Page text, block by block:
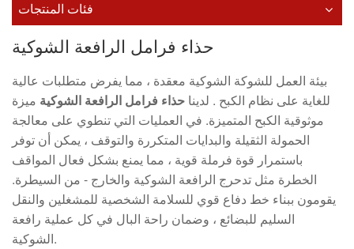
فئات المنتجات
حذاء فرامل الرافعة الشوكية
بيئة العمل للشوكة الشوكية معقدة ، مما يفرض متطلبات عالية
للغاية على نظام الكبح . لدينا حذاء فرامل الرافعة الشوكية ميزة
موثوقية الكبح المتميزة. في العمليات التي تنطوي على معالجة
الحمولة الثقيلة والبدايات المتكررة والتوقف ، يمكن أن توفر
باستمرار قوة فرملة قوية ، مما يمنع بشكل فعال المواقف
الخطرة مثل تدحرج الرافعة الشوكية والخارج - من السيطرة.
يقومون ببناء خط دفاع قوي للسلامة الشخصية للمشغلين والنقل
السليم للبضائع ، وضمان راحة البال في كل عملية رافعة
الشوكية.